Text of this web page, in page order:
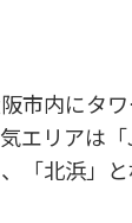
市内にタ
エリアは「
「北浜」と